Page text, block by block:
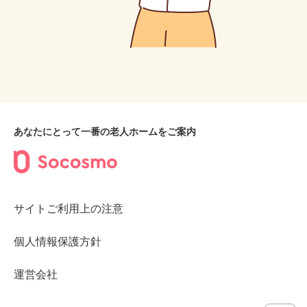
あなたにとって一番の老人ホームをご案内
サイトご利用上の注意
個人情報保護方針
運営会社